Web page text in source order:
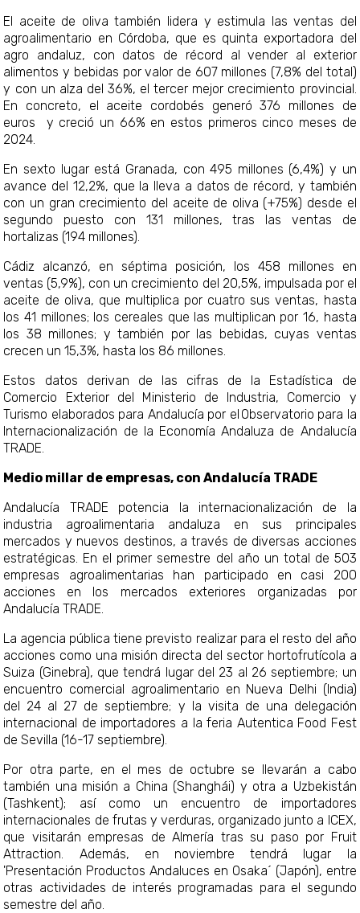
El aceite de oliva también lidera y estimula las ventas del
agroalimentario en Córdoba, que es quinta exportadora del
agro andaluz, con datos de récord al vender al exterior
alimentos y bebidas por valor de 607 millones (7,8% del total)
y con un alza del 36%, el tercer mejor crecimiento provincial.
En concreto, el aceite cordobés generó 376 millones de
euros y creció un 66% en estos primeros cinco meses de
2024.
En sexto lugar está Granada, con 495 millones (6,4%) y un
avance del 12,2%, que la lleva a datos de récord, y también
con un gran crecimiento del aceite de oliva (+75%) desde el
segundo puesto con 131 millones, tras las ventas de
hortalizas (194 millones).
Cádiz alcanzó, en séptima posición, los 458 millones en
ventas (5,9%), con un crecimiento del 20,5%, impulsada por el
aceite de oliva, que multiplica por cuatro sus ventas, hasta
los 41 millones; los cereales que las multiplican por 16, hasta
los 38 millones; y también por las bebidas, cuyas ventas
crecen un 15,3%, hasta los 86 millones.
Estos datos derivan de las cifras de la Estadística de
Comercio Exterior del Ministerio de Industria, Comercio y
Turismo elaborados para Andalucía por el Observatorio para la
Internacionalización de la Economía Andaluza de Andalucía
TRADE.
Medio millar de empresas, con Andalucía TRADE
Andalucía TRADE potencia la internacionalización de la
industria agroalimentaria andaluza en sus principales
mercados y nuevos destinos, a través de diversas acciones
estratégicas. En el primer semestre del año un total de 503
empresas agroalimentarias han participado en casi 200
acciones en los mercados exteriores organizadas por
Andalucía TRADE.
La agencia pública tiene previsto realizar para el resto del año
acciones como una misión directa del sector hortofrutícola a
Suiza (Ginebra), que tendrá lugar del 23 al 26 septiembre; un
encuentro comercial agroalimentario en Nueva Delhi (India)
del 24 al 27 de septiembre; y la visita de una delegación
internacional de importadores a la feria Autentica Food Fest
de Sevilla (16-17 septiembre).
Por otra parte, en el mes de octubre se llevarán a cabo
también una misión a China (Shanghái) y otra a Uzbekistán
(Tashkent); así como un encuentro de importadores
internacionales de frutas y verduras, organizado junto a ICEX,
que visitarán empresas de Almería tras su paso por Fruit
Attraction. Además, en noviembre tendrá lugar la
'Presentación Productos Andaluces en Osaka´ (Japón), entre
otras actividades de interés programadas para el segundo
semestre del año.